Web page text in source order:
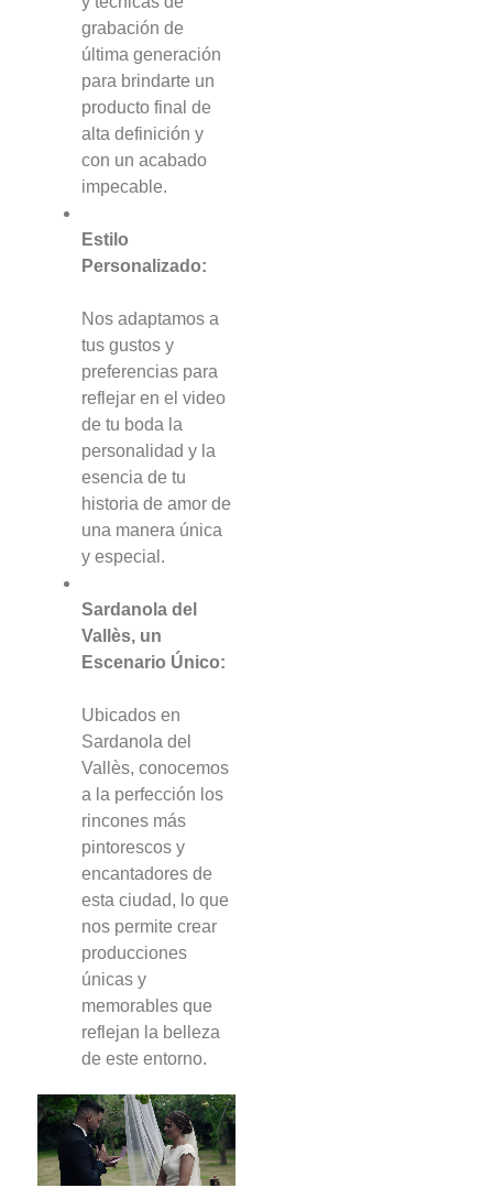
grabación de
última generación
para brindarte un
producto final de
alta definición y
con un acabado
impecable.
Estilo
Personalizado:
Nos adaptamos a
tus gustos y
preferencias para
reflejar en el video
de tu boda la
personalidad y la
esencia de tu
historia de amor de
una manera única
y especial.
Sardanola del
Vallès, un
Escenario Único:
Ubicados en
Sardanola del
Vallès, conocemos
a la perfección los
rincones más
pintorescos y
encantadores de
esta ciudad, lo que
nos permite crear
producciones
únicas y
memorables que
reflejan la belleza
de este entorno.